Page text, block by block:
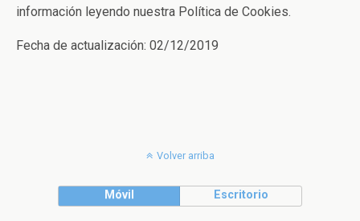
información leyendo nuestra Política de Cookies.
Fecha de actualización: 02/12/2019
Volver arriba
Móvil Escritorio